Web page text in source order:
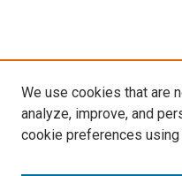
We use cookies that are
analyze, improve, and
cookie preferences using